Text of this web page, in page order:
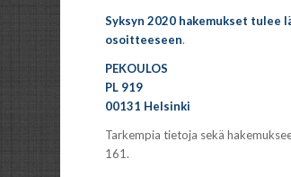
Syksyn 2020 hakemukset tulee
osoitteeseen.
PEKOULOS
PL 919
00131 Helsinki
Tarkempia tietoja sekä
161.